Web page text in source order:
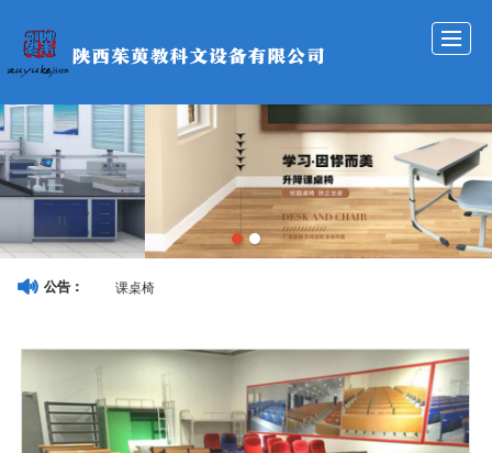
网站首页 公司介绍 产品展示 新闻资讯 成功案例
服务承诺 招贤纳士 联系我们
公告： 课桌椅